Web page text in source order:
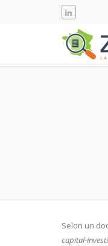
Selon un
capital-